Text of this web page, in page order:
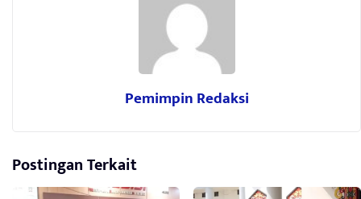
Pemimpin Redaksi
Postingan Terkait